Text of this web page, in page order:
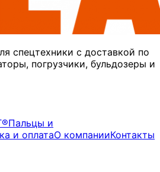
спецтехники с доставкой по
погрузчики, бульдозеры и
Пальцы и
и оплатаО компанииКонтакты